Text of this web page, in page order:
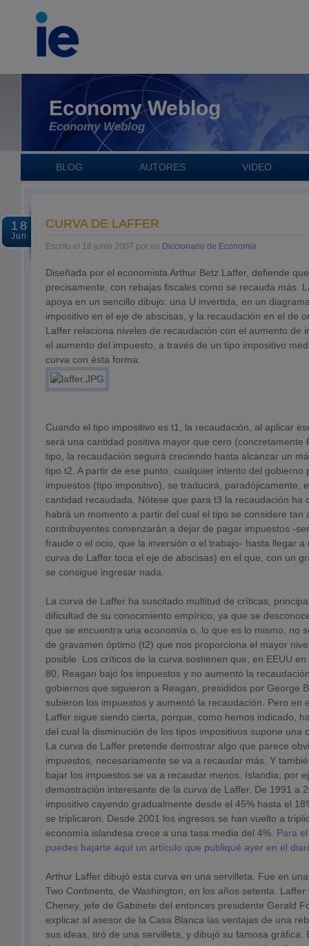
Economy Weblog
Economy Weblog
BLOG AUTORES VIDEO
18
Jun
CURVA DE LAFFER
Escrito el 18 junio 2007 por en Diccionario de Economía
Diseñada por el economista Arthur Betz Laffer, defiende
precisamente, con rebajas fiscales como se recauda más.
apoya en un sencillo dibujo: una U invertida, en un
impositivo en el eje de abscisas, y la recaudación en el de
Laffer relaciona niveles de recaudación con el aumento de
el aumento del impuesto, a través de un tipo impositivo
curva con ésta forma:
Cuando el tipo impositivo es t1, la recaudación, al aplicar
será una cantidad positiva mayor que cero (concretamente
tipo, la recaudación seguirá creciendo hasta alcanzar un
tipo t2. A partir de ese punto, cualquier intento del gobierno
impuestos (tipo impositivo), se traducirá, paradójicamente,
cantidad recaudada. Nótese que para t3 la recaudación ha
habrá un momento a partir del cual el tipo se considere tan
contribuyentes comenzarán a dejar de pagar impuestos -
fraude o el ocio, que la inversión o el trabajo- hasta llegar a
curva de Laffer toca el eje de abscisas) en el que, con un
se consigue ingresar nada.
La curva de Laffer ha suscitado multitud de críticas,
dificultad de su conocimiento empírico, ya que se
que se encuentra una economía o, lo que es lo mismo, no
de gravamen óptimo (t2) que nos proporciona el mayor
posible. Los críticos de la curva sostienen que, en EEUU
80, Reagan bajó los impuestos y no aumentó la
gobiernos que siguieron a Reagan, presididos por George
subieron los impuestos y aumentó la recaudación. Pero en
Laffer sigue siendo cierta, porque, como hemos indicado,
del cual la disminución de los tipos impositivos supone una
La curva de Laffer pretende demostrar algo que parece
impuestos, necesariamente se va a recaudar más. Y
bajar los impuestos se va a recaudar menos. Islandia, por
demostración interesante de la curva de Laffer. De 1991 a
impositivo cayendo gradualmente desde el 45% hasta el
se triplicaron. Desde 2001 los ingresos se han vuelto a
economía islandesa crece a una tasa media del 4%. Para
puedes bajarte aquí un artículo que publiqué ayer en el
Arthur Laffer dibujó esta curva en una servilleta. Fue en
Two Continents, de Washington, en los años setenta. Laffer
Cheney, jefe de Gabinete del entonces presidente Gerald
explicar al asesor de la Casa Blanca las ventajas de una
sus ideas, tiró de una servilleta, y dibujó su famosa gráfica.